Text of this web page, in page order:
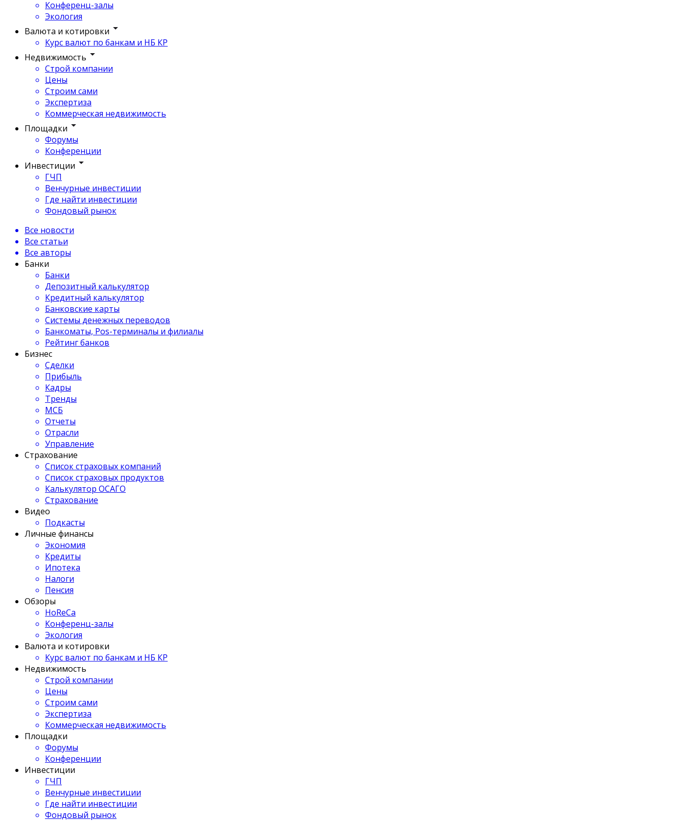
Конференц-залы
Экология
Валюта и котировки
Курс валют по банкам и НБ КР
Недвижимость
Строй компании
Цены
Строим сами
Экспертиза
Коммерческая недвижимость
Площадки
Форумы
Конференции
Инвестиции
ГЧП
Венчурные инвестиции
Где найти инвестиции
Фондовый рынок
Все новости
Все статьи
Все авторы
Банки
Банки
Депозитный калькулятор
Кредитный калькулятор
Банковские карты
Системы денежных переводов
Банкоматы, Pos-терминалы и филиалы
Рейтинг банков
Бизнес
Сделки
Прибыль
Кадры
Тренды
МСБ
Отчеты
Отрасли
Управление
Страхование
Список страховых компаний
Список страховых продуктов
Калькулятор ОСАГО
Страхование
Видео
Подкасты
Личные финансы
Экономия
Кредиты
Ипотека
Налоги
Пенсия
Обзоры
HoReCa
Конференц-залы
Экология
Валюта и котировки
Курс валют по банкам и НБ КР
Недвижимость
Строй компании
Цены
Строим сами
Экспертиза
Коммерческая недвижимость
Площадки
Форумы
Конференции
Инвестиции
ГЧП
Венчурные инвестиции
Где найти инвестиции
Фондовый рынок